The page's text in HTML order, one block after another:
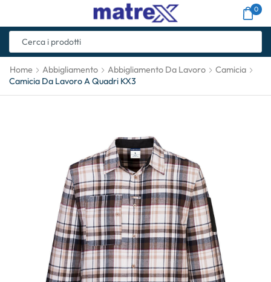
0
Home Abbigliamento Abbigliamento Da Lavoro
Camicia
Camicia Da Lavoro A Quadri KX3